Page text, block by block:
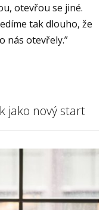
otevřou se jiné.
tak dlouho, že
nás otevřely.”
jako nový start